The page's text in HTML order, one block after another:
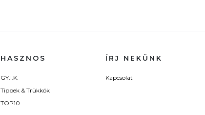
HASZNOS
GY.I.K.
Tippek & Trükkök
TOP10
ÍRJ NEKÜNK
Kapcsolat